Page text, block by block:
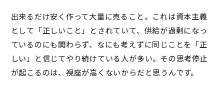
出来るだけ安く作って大量に売ること。これは資本主義
として「正しいこと」とされていて、供給が過剰になっ
ているのにも関わらず、なにも考えずに同じことを「正
しい」と信じてやり続けている人が多い。その思考停止
が起こるのは、視座が高くないからだと思うんです。